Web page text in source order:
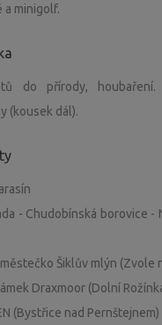
a minigolf.
do přírody, houbaření.
(kousek dál).
- Chudobínská borovice -
Šiklův mlýn (Zvole
Draxmoor (Dolní
(Bystřice nad Pernštejnem)